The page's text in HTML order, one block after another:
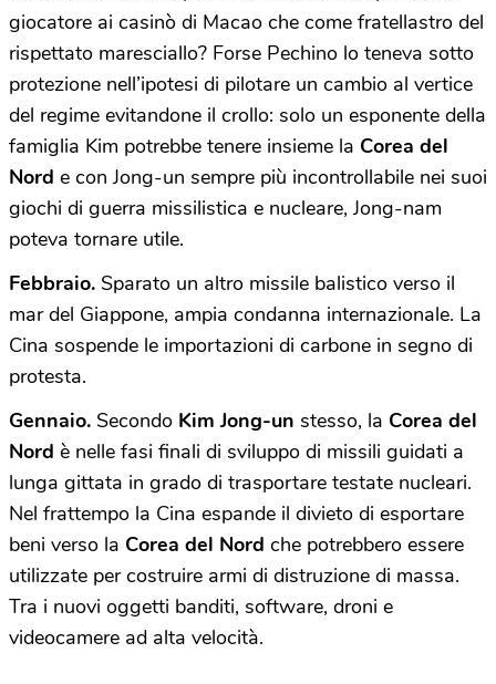
giocatore ai casinò di Macao che come fratellastro del
rispettato maresciallo? Forse Pechino lo teneva sotto
protezione nell’ipotesi di pilotare un cambio al vertice
del regime evitandone il crollo: solo un esponente della
famiglia Kim potrebbe tenere insieme la Corea del
Nord e con Jong-un sempre più incontrollabile nei suoi
giochi di guerra missilistica e nucleare, Jong-nam
poteva tornare utile.
Febbraio. Sparato un altro missile balistico verso il
mar del Giappone, ampia condanna internazionale. La
Cina sospende le importazioni di carbone in segno di
protesta.
Gennaio. Secondo Kim Jong-un stesso, la Corea del
Nord è nelle fasi finali di sviluppo di missili guidati a
lunga gittata in grado di trasportare testate nucleari.
Nel frattempo la Cina espande il divieto di esportare
beni verso la Corea del Nord che potrebbero essere
utilizzate per costruire armi di distruzione di massa.
Tra i nuovi oggetti banditi, software, droni e
videocamere ad alta velocità.